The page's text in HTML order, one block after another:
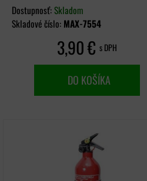
Dostupnosť:Skladom
Skladové číslo: MAX-7554
3,90 € s DPH
DO KOŠÍKA